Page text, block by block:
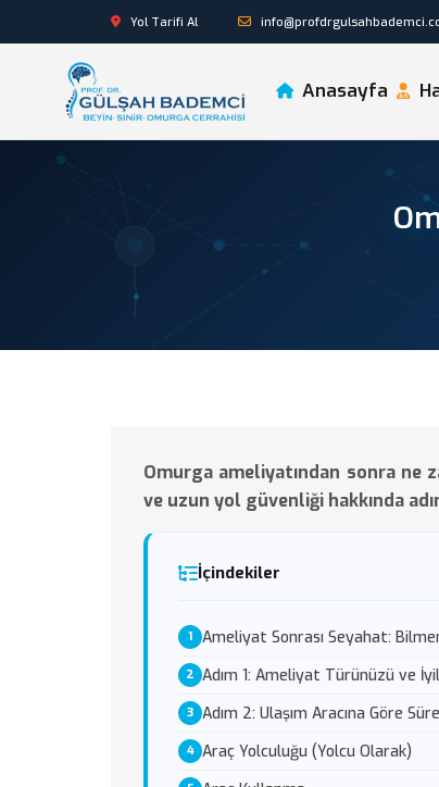
Yol Tarifi Al
Anasayfa
Omurga ameliyatından sonra ne
ve uzun yol güvenliği hakkında
İçindekiler
Ameliyat Sonrası Seyahat:
Adım 1: Ameliyat Türünüzü ve
Adım 2: Ulaşım Aracına Göre
Araç Yolculuğu (Yolcu Olarak)